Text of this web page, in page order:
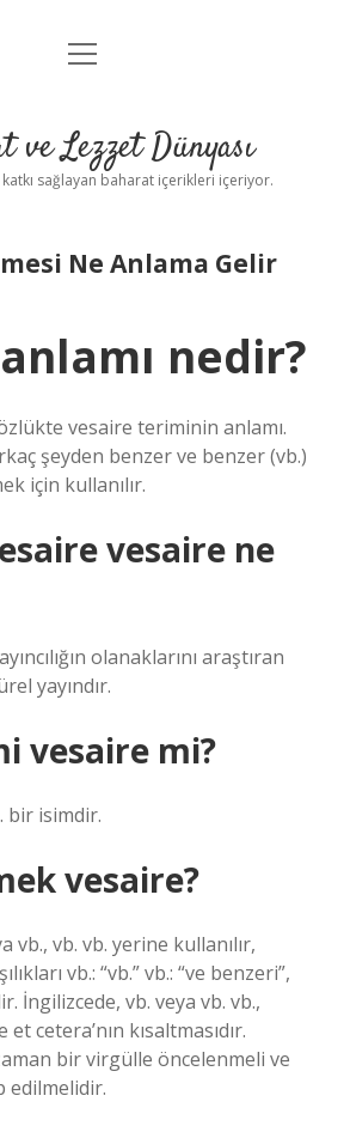
Anasayfa
Yasal Uyarı
menüyü
ve Lezzet Dünyası
sağlayan baharat içerikleri içeriyor.
Ne Anlama Gelir
nedir?
vesaire teriminin anlamı.
şeyden benzer ve benzer (vb.)
için kullanılır.
vesaire ne
olanaklarını araştıran
yayındır.
vesaire mi?
bir isimdir.
vesaire?
vb., vb. vb. yerine kullanılır,
vb.: “vb.” vb.: “ve benzeri”,
İngilizcede, vb. veya vb. vb.,
cetera’nın kısaltmasıdır.
bir virgülle öncelenmeli ve
edilmelidir.